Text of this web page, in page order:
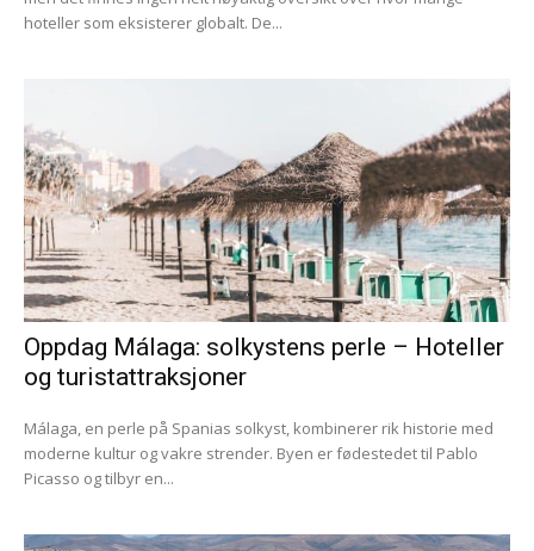
hoteller som eksisterer globalt. De...
Oppdag Málaga: solkystens perle – Hoteller
og turistattraksjoner
Málaga, en perle på Spanias solkyst, kombinerer rik historie med
moderne kultur og vakre strender. Byen er fødestedet til Pablo
Picasso og tilbyr en...